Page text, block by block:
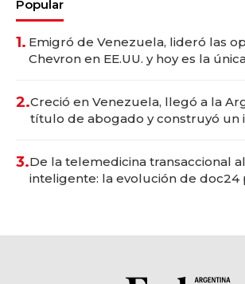
Popular
1. Emigró de Venezuela, lideró las
Chevron en EE.UU. y hoy es la
2.Creció en Venezuela, llegó a la
título de abogado y construyó un
3.De la telemedicina transaccional
inteligente: la evolución de doc24